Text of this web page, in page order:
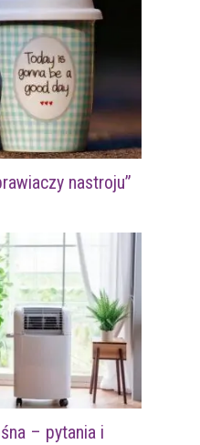
nastroju”
– pytania i